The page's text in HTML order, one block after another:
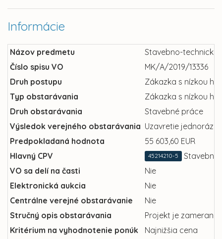
Informácie
Názov predmetu
Stavebno-technické
Číslo spisu VO
MK/A/2019/13336
Druh postupu
Zákazka s nízkou
Typ obstarávania
Zákazka s nízkou
Druh obstarávania
Stavebné práce
Výsledok verejného obstarávania Uzavretie
Predpokladaná hodnota
55 603,60 EUR
Hlavný CPV
45214210-5
Stavebné
VO sa delí na časti
Nie
Elektronická aukcia
Nie
Centrálne verejné obstarávanie
Nie
Stručný opis obstarávania
Projekt je zameraný
Kritérium na vyhodnotenie ponúk
Najnižšia cena